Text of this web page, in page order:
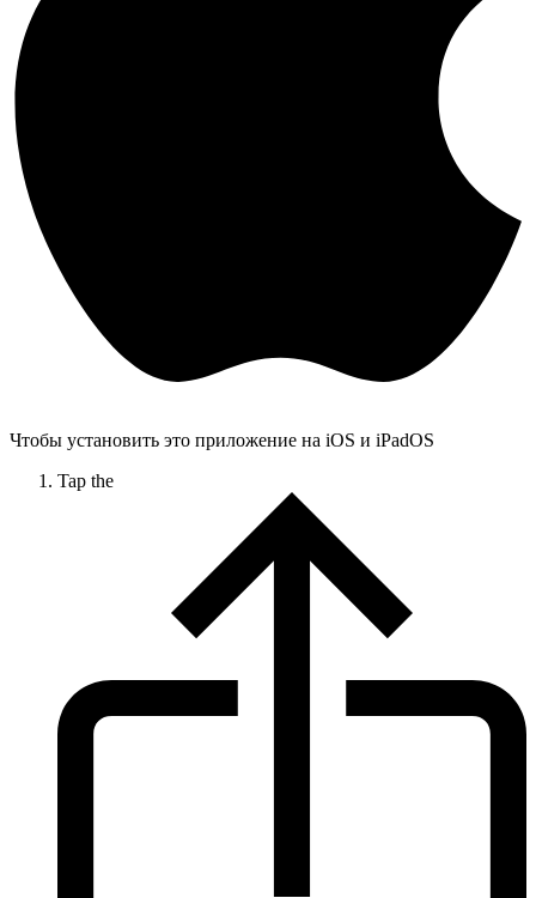
Чтобы установить это приложение на iOS и iPadOS
Tap the